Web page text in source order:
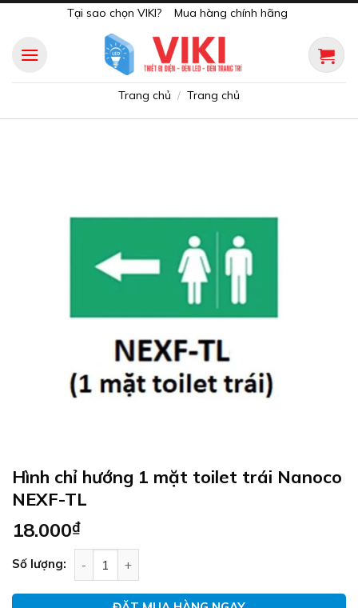
content
Tại sao chọn VIKI? Mua hàng chính hãng
Trang chủ / Trang chủ
Hình chỉ hướng 1 mặt toilet trái Nanoco
NEXF-TL
18.000₫
Số lượng: